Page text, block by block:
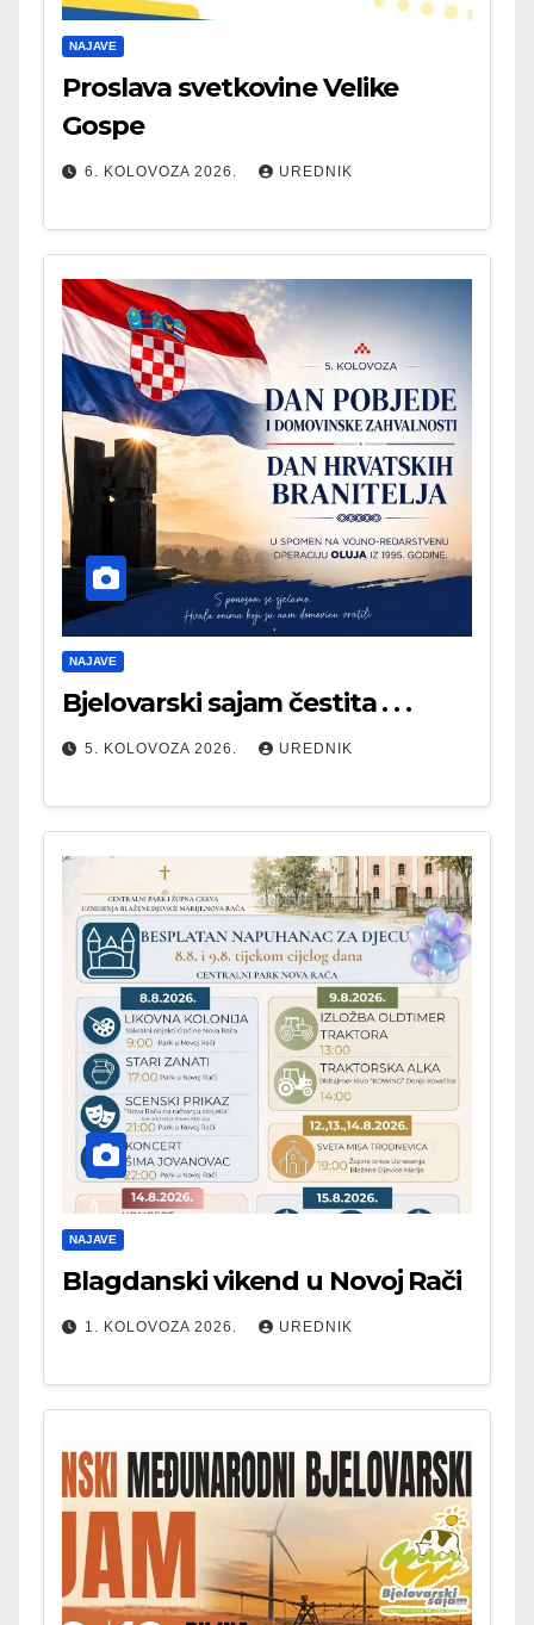
NAJAVE
Proslava svetkovine Velike
Gospe
6. KOLOVOZA 2026. UREDNIK
NAJAVE
Bjelovarski sajam čestita . . .
5. KOLOVOZA 2026. UREDNIK
NAJAVE
Blagdanski vikend u Novoj Rači
1. KOLOVOZA 2026. UREDNIK